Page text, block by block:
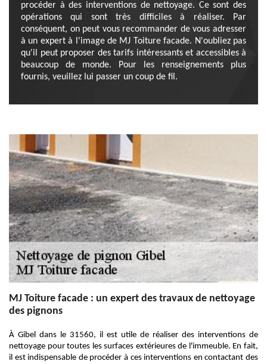
procéder à des interventions de nettoyage. Ce sont des
opérations qui sont très difficiles à réaliser. Par
conséquent, on peut vous recommander de vous adresser
à un expert à l'image de MJ Toiture facade. N'oubliez pas
qu'il peut proposer des tarifs intéressants et accessibles à
beaucoup de monde. Pour les renseignements plus
fournis, veuillez lui passer un coup de fil.
MJ Toiture facade : un expert des travaux de nettoyage
des pignons
À Gibel dans le 31560, il est utile de réaliser des interventions de
nettoyage pour toutes les surfaces extérieures de l'immeuble. En fait,
il est indispensable de procéder à ces interventions en contactant des